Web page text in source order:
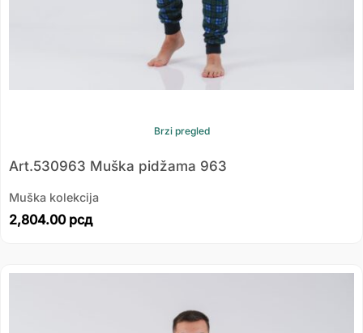
Brzi pregled
Art.530963 Muška pidžama 963
Muška kolekcija
2,804.00 рсд